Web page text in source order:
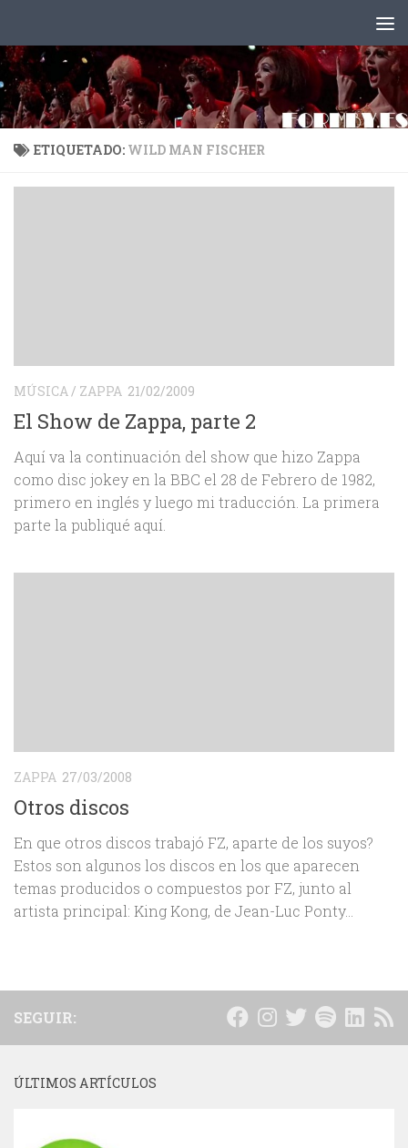
ETIQUETADO: WILD MAN FISCHER
MÚSICA/ ZAPPA 21/02/2009
El Show de Zappa, parte 2
Aquí va la continuación del show que hizo Zappa
como disc jokey en la BBC el 28 de Febrero de 1982,
primero en inglés y luego mi traducción. La primera
parte la publiqué aquí.
ZAPPA 27/03/2008
Otros discos
En que otros discos trabajó FZ, aparte de los suyos?
Estos son algunos los discos en los que aparecen
temas producidos o compuestos por FZ, junto al
artista principal: King Kong, de Jean-Luc Ponty...
SEGUIR:
ÚLTIMOS ARTÍCULOS